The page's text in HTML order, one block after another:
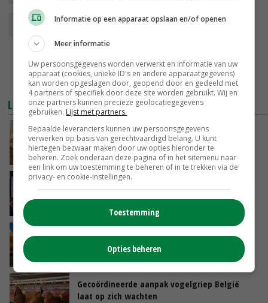
vleeskuikens
LEES OOK
Taakstraf voor met entstof frauderende
dierenarts
15-11-2019
Oproep ambassadeurs 'Lekker eten voor
Belgen testen extra op vogelgriep
Gecoördineerde aanpak vogelgriep België
laat op zich wachten
Informatie op een apparaat opslaan en/of openen
Meer informatie
Uw persoonsgegevens worden verwerkt en informatie van uw
apparaat (cookies, unieke ID's en andere apparaatgegevens)
kan worden opgeslagen door, geopend door en gedeeld met
4 partners of specifiek door deze site worden gebruikt. Wij en
onze partners kunnen precieze geolocatiegegevens
gebruiken. Lijst met partners.
Bepaalde leveranciers kunnen uw persoonsgegevens
verwerken op basis van gerechtvaardigd belang. U kunt
hiertegen bezwaar maken door uw opties hieronder te
beheren. Zoek onderaan deze pagina of in het sitemenu naar
een link om uw toestemming te beheren of in te trekken via de
privacy- en cookie-instellingen.
Toestemming
Opties beheren